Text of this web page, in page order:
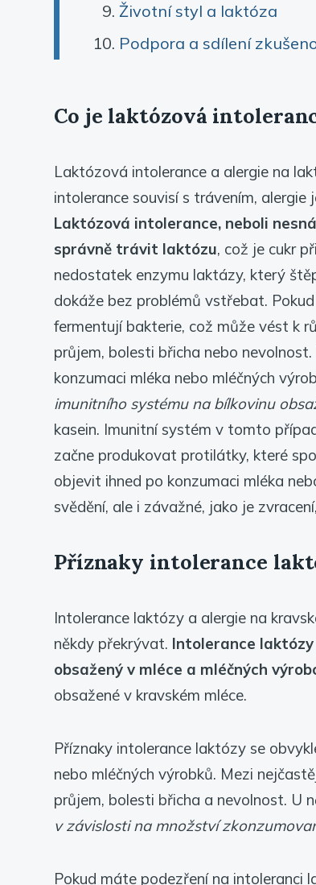
Životní styl a laktóza
Podpora a sdílení
Co je laktózová
Laktózová intolerance a alergie na
intolerance souvisí s trávením,
Laktózová intolerance, neboli
správně trávit laktózu, což je cukr
nedostatek enzymu laktázy, který
dokáže bez problémů vstřebat.
fermentují bakterie, což může vést k
průjem, bolesti břicha nebo
konzumaci mléka nebo mléčných
imunitního systému na bílkovinu
kasein. Imunitní systém v tomto
začne produkovat protilátky, které
objevit ihned po konzumaci mléka
svědění, ale i závažné, jako je
Příznaky intolerance
Intolerance laktózy a alergie na
někdy překrývat. Intolerance
obsažený v mléce a mléčných
obsažené v kravském mléce.
Příznaky intolerance laktózy se
nebo mléčných výrobků. Mezi
průjem, bolesti břicha a nevolnost. U
v závislosti na množství
Pokud máte podezření na